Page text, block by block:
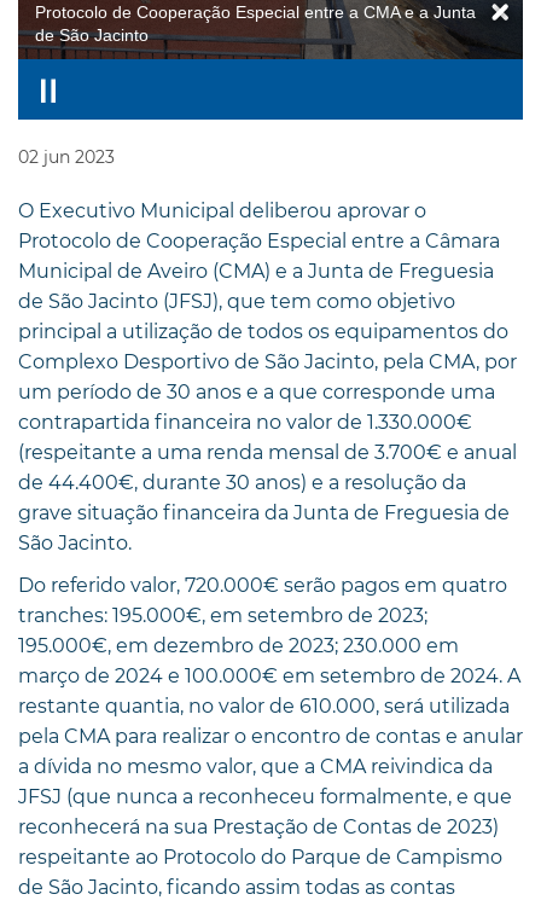
Protocolo de Cooperação Especial entre a CMA e a Junta
de São Jacinto
02 jun 2023
O Executivo Municipal deliberou aprovar o
Protocolo de Cooperação Especial entre a Câmara
Municipal de Aveiro (CMA) e a Junta de Freguesia
de São Jacinto (JFSJ), que tem como objetivo
principal a utilização de todos os equipamentos do
Complexo Desportivo de São Jacinto, pela CMA, por
um período de 30 anos e a que corresponde uma
contrapartida financeira no valor de 1.330.000€
(respeitante a uma renda mensal de 3.700€ e anual
de 44.400€, durante 30 anos) e a resolução da
grave situação financeira da Junta de Freguesia de
São Jacinto.
Do referido valor, 720.000€ serão pagos em quatro
tranches: 195.000€, em setembro de 2023;
195.000€, em dezembro de 2023; 230.000 em
março de 2024 e 100.000€ em setembro de 2024. A
restante quantia, no valor de 610.000, será utilizada
pela CMA para realizar o encontro de contas e anular
a dívida no mesmo valor, que a CMA reivindica da
JFSJ (que nunca a reconheceu formalmente, e que
reconhecerá na sua Prestação de Contas de 2023)
respeitante ao Protocolo do Parque de Campismo
de São Jacinto, ficando assim todas as contas